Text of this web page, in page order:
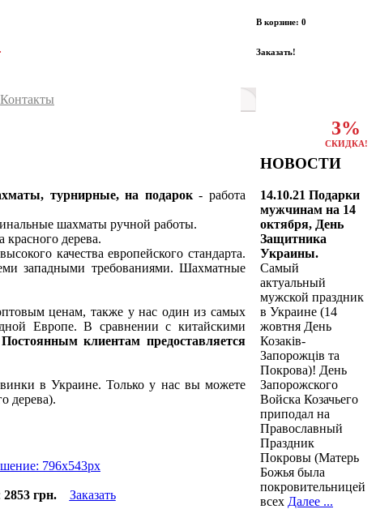
В корзине: 0
Заказать!
Контакты
турнирные, на подарок- работа
шахматы ручной работы.
дерева.
качества европейского стандарта.
западными требованиями. Шахматные
ценам, также у нас один из самых
Европе. В сравнении с китайскими
Постоянным клиентам предоставляется
в Украине. Только у нас вы можете
дерева).
2853 грн.
Заказать
3%
СКИДКА!
НОВОСТИ
14.10.21 Подарки
мужчинам на 14
октября, День
Защитника
Украины.
Самый
актуальный
мужской праздник
в Украине (14
жовтня День
Козаків-
Запорожців та
Покрова)! День
Запорожского
Войска Козачьего
приподал на
Православный
Праздник
Покровы (Матерь
Божья была
покровительницей
всех Далее ...